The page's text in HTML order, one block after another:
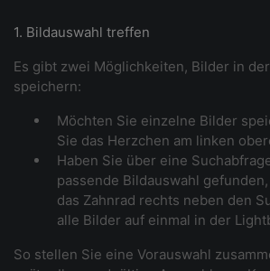
1. Bildauswahl treffen
Es gibt zwei Möglichkeiten, Bilder in
speichern:
Möchten Sie einzelne Bilder
Sie das Herzchen am linken
Haben Sie über eine
passende Bildauswahl
das Zahnrad rechts neben den
alle Bilder auf einmal in der
So stellen Sie eine Vorauswahl